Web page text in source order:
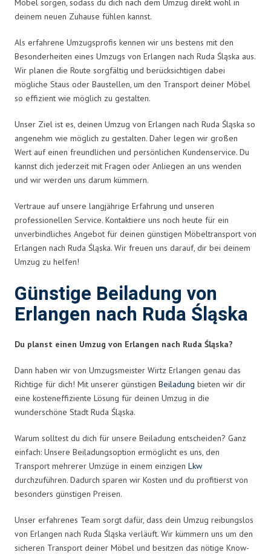
Möbel sorgen, sodass du dich nach dem Umzug direkt wohl in
deinem neuen Zuhause fühlen kannst.
Als erfahrene Umzugsprofis kennen wir uns bestens mit den
Besonderheiten eines Umzugs von Erlangen nach Ruda Śląska aus.
Wir planen die Route sorgfältig und berücksichtigen dabei
mögliche Staus oder Baustellen, um den Transport deiner Möbel
so effizient wie möglich zu gestalten.
Unser Ziel ist es, deinen Umzug von Erlangen nach Ruda Śląska so
angenehm wie möglich zu gestalten. Daher legen wir großen
Wert auf einen freundlichen und persönlichen Kundenservice. Du
kannst dich jederzeit mit Fragen oder Anliegen an uns wenden
und wir werden uns darum kümmern.
Vertraue auf unsere langjährige Erfahrung und unseren
professionellen Service. Kontaktiere uns noch heute für ein
unverbindliches Angebot für deinen günstigen Möbeltransport von
Erlangen nach Ruda Śląska. Wir freuen uns darauf, dir bei deinem
Umzug zu helfen!
Günstige Beiladung von
Erlangen nach Ruda Śląska
Du planst einen Umzug von Erlangen nach Ruda Śląska?
Dann haben wir von Umzugsmeister Wirtz Erlangen genau das
Richtige für dich! Mit unserer günstigen Beiladung bieten wir dir
eine kosteneffiziente Lösung für deinen Umzug in die
wunderschöne Stadt Ruda Śląska.
Warum solltest du dich für unsere Beiladung entscheiden? Ganz
einfach: Unsere Beiladungsoption ermöglicht es uns, den
Transport mehrerer Umzüge in einem einzigen Lkw
durchzuführen. Dadurch sparen wir Kosten und du profitierst von
besonders günstigen Preisen.
Unser erfahrenes Team sorgt dafür, dass dein Umzug reibungslos
von Erlangen nach Ruda Śląska verläuft. Wir kümmern uns um den
sicheren Transport deiner Möbel und besitzen das nötige Know-